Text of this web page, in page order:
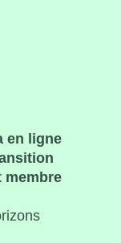
en ligne
membre